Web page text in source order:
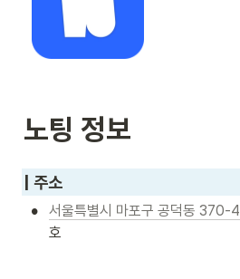
노팅 정보
| 주소
• 서울특별시 마포구 공덕동 370-4
호